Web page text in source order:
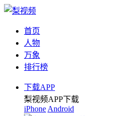
首页
人物
万象
排行榜
下载APP
梨视频APP下载
iPhone Android